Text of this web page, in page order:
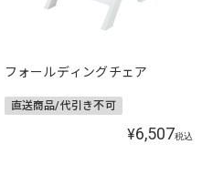
フォールディングチェア
直送商品/代引き不可
¥6,507税込